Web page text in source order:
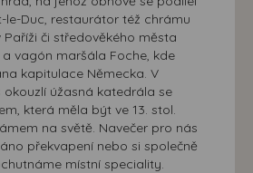
le-Duc, restaurátor též chrámu
Paříži či středověkého města
a vagón maršála Foche, kde
kapitulace Německa. V
okouzlí úžasná katedrála se
která měla být ve 13. stol.
na světě. Navečer pro nás
překvapení nebo si společně
místní speciality.